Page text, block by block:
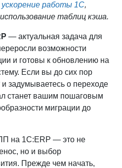
ускорение работы 1С,
таблиц кэша.
— актуальная задача для
возможности
и готовы к обновлению на
Если вы до сих пор
и задумываетесь о переходе
станет вашим пошаговым
миграции до
на 1C:ERP — это не
но и выбор
Прежде чем начать,